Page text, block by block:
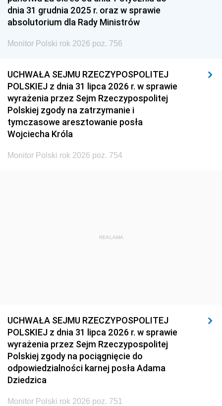
dnia 31 grudnia 2025 r. oraz w sprawie
absolutorium dla Rady Ministrów
Monitor Polski rok 2026 poz. 756
UCHWAŁA SEJMU RZECZYPOSPOLITEJ
POLSKIEJ z dnia 31 lipca 2026 r. w sprawie
wyrażenia przez Sejm Rzeczypospolitej
Polskiej zgody na zatrzymanie i
tymczasowe aresztowanie posła
Wojciecha Króla
Monitor Polski rok 2026 poz. 754
REKLAMA
UCHWAŁA SEJMU RZECZYPOSPOLITEJ
POLSKIEJ z dnia 31 lipca 2026 r. w sprawie
wyrażenia przez Sejm Rzeczypospolitej
Polskiej zgody na pociągnięcie do
odpowiedzialności karnej posła Adama
Dziedzica
Monitor Polski rok 2026 poz. 751